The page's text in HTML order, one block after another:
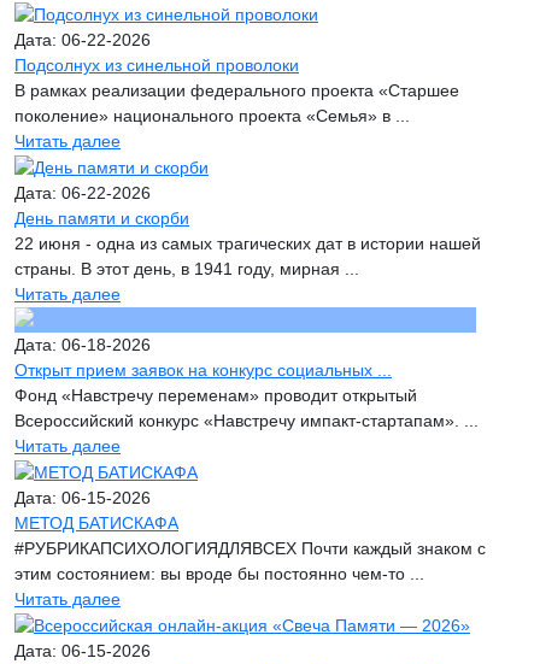
Дата: 06-22-2026
Подсолнух из синельной проволоки
В рамках реализации федерального проекта «Старшее
поколение» национального проекта «Семья» в ...
Читать далее
Дата: 06-22-2026
День памяти и скорби
22 июня - одна из самых трагических дат в истории нашей
страны. В этот день, в 1941 году, мирная ...
Читать далее
Дата: 06-18-2026
Открыт прием заявок на конкурс социальных ...
Фонд «Навстречу переменам» проводит открытый
Всероссийский конкурс «Навстречу импакт-стартапам». ...
Читать далее
Дата: 06-15-2026
МЕТОД БАТИСКАФА
#РУБРИКАПСИХОЛОГИЯДЛЯВСЕХ Почти каждый знаком с
этим состоянием: вы вроде бы постоянно чем-то ...
Читать далее
Дата: 06-15-2026